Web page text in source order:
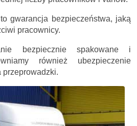
gwarancja bezpieczeństwa, jaką
pracownicy.
bezpiecznie spakowane i
również ubezpieczenie
przeprowadzki.